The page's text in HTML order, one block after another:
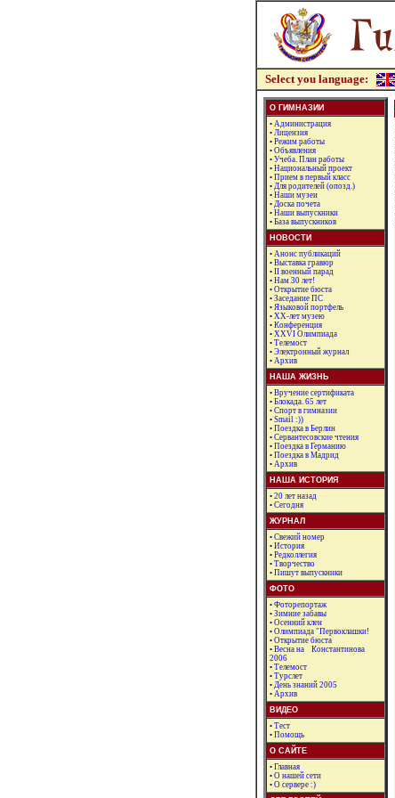
Select you language:
О ГИМНАЗИИ
• Администрация
• Лицензия
• Режим работы
• Объявления
• Учеба. План работы
• Национальный проект
• Прием в первый класс
• Для родителей (опозд.)
• Наши музеи
• Доска почета
• Наши выпускники
• База выпускников
НОВОСТИ
• Анонс публикаций
• Выставка гравюр
• II военный парад
• Нам 30 лет!
• Открытие бюста
• Заседание ПС
• Языковой портфель
• XX-лет музею
• Конференция
• XXVI Олимпиада
• Телемост
• Электронный журнал
• Архив
НАША ЖИЗНЬ
• Вручение сертификата
• Блокада. 65 лет
• Спорт в гимназии
• Smail :))
• Поездка в Берлин
• Сервантесовские чтения
• Поездка в Германию
• Поездка в Мадрид
• Архив
НАША ИСТОРИЯ
• 20 лет назад
• Сегодня
ЖУРНАЛ
• Свежий номер
• История
• Редколлегия
• Творчество
• Пишут выпускники
ФОТО
• Фоторепортаж
• Зимние забавы
• Осенний клен
• Олимпиада "Первоклашки!
• Открытие бюста
• Весна на Константинова
2006
• Телемост
• Турслет
• День знаний 2005
• Архив
ВИДЕО
• Тест
• Помощь
О САЙТЕ
• Главная
• О нашей сети
• О сервере :)